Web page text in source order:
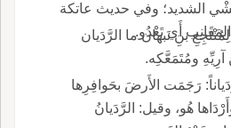
الشديد؛ وفي حديث عاتكة
بنِ نَبهان ما الرَّدَيان
آرِيِّهِ ومُتَمَعَّكِه.
رَجَمَت الأَرضَ بحَوافِرِها
هُو، وقيل: الرَّدَيانُ